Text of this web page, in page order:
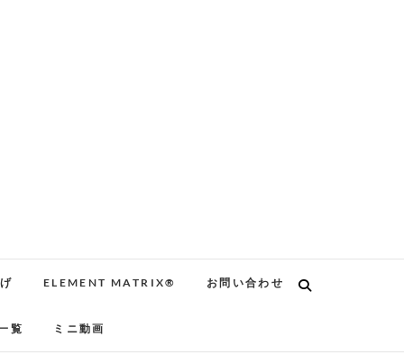
ELEMENT MATRIX® お問い合わせ
覧 ミニ動画